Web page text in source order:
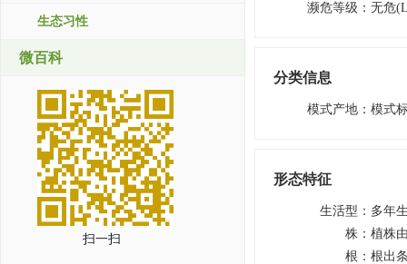
生态习性
微百科
扫一扫
濒危等级 ： 无危
分类信息
模式产地 ： 模式
形态特征
生活型 ： 多年
株 ： 植株
根 ： 根出